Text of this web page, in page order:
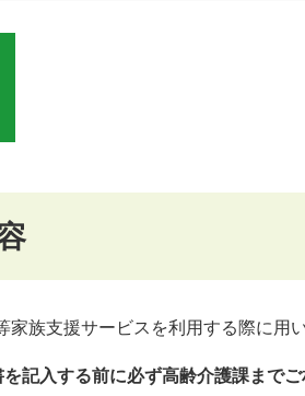
家族支援サービスを利用する際に用
記入する前に必ず高齢介護課までご